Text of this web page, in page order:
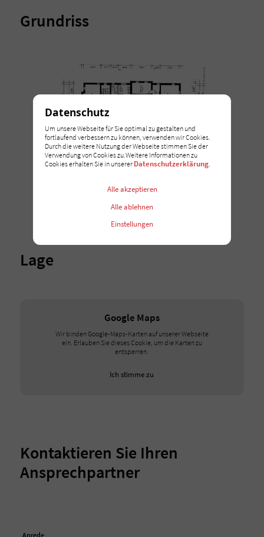
Grundriss
Lage
Google Maps
Wir binden Google-Maps-Karten auf unserer Webseite
ein. Erlauben Sie dieses Cookie, um die Karten zu
entsperren.
Ich stimme zu
Kontaktieren Sie Ihren
Ansprechpartner
Anrede
Datenschutz
Um unsere Webseite für Sie optimal zu gestalten und
fortlaufend verbessern zu können, verwenden wir Cookies.
Durch die weitere Nutzung der Webseite stimmen Sie der
Verwendung von Cookies zu.Weitere Informationen zu
Cookies erhalten Sie in unserer Datenschutzerklärung.
Einstellungen
Alle ablehnen
Alle akzeptieren